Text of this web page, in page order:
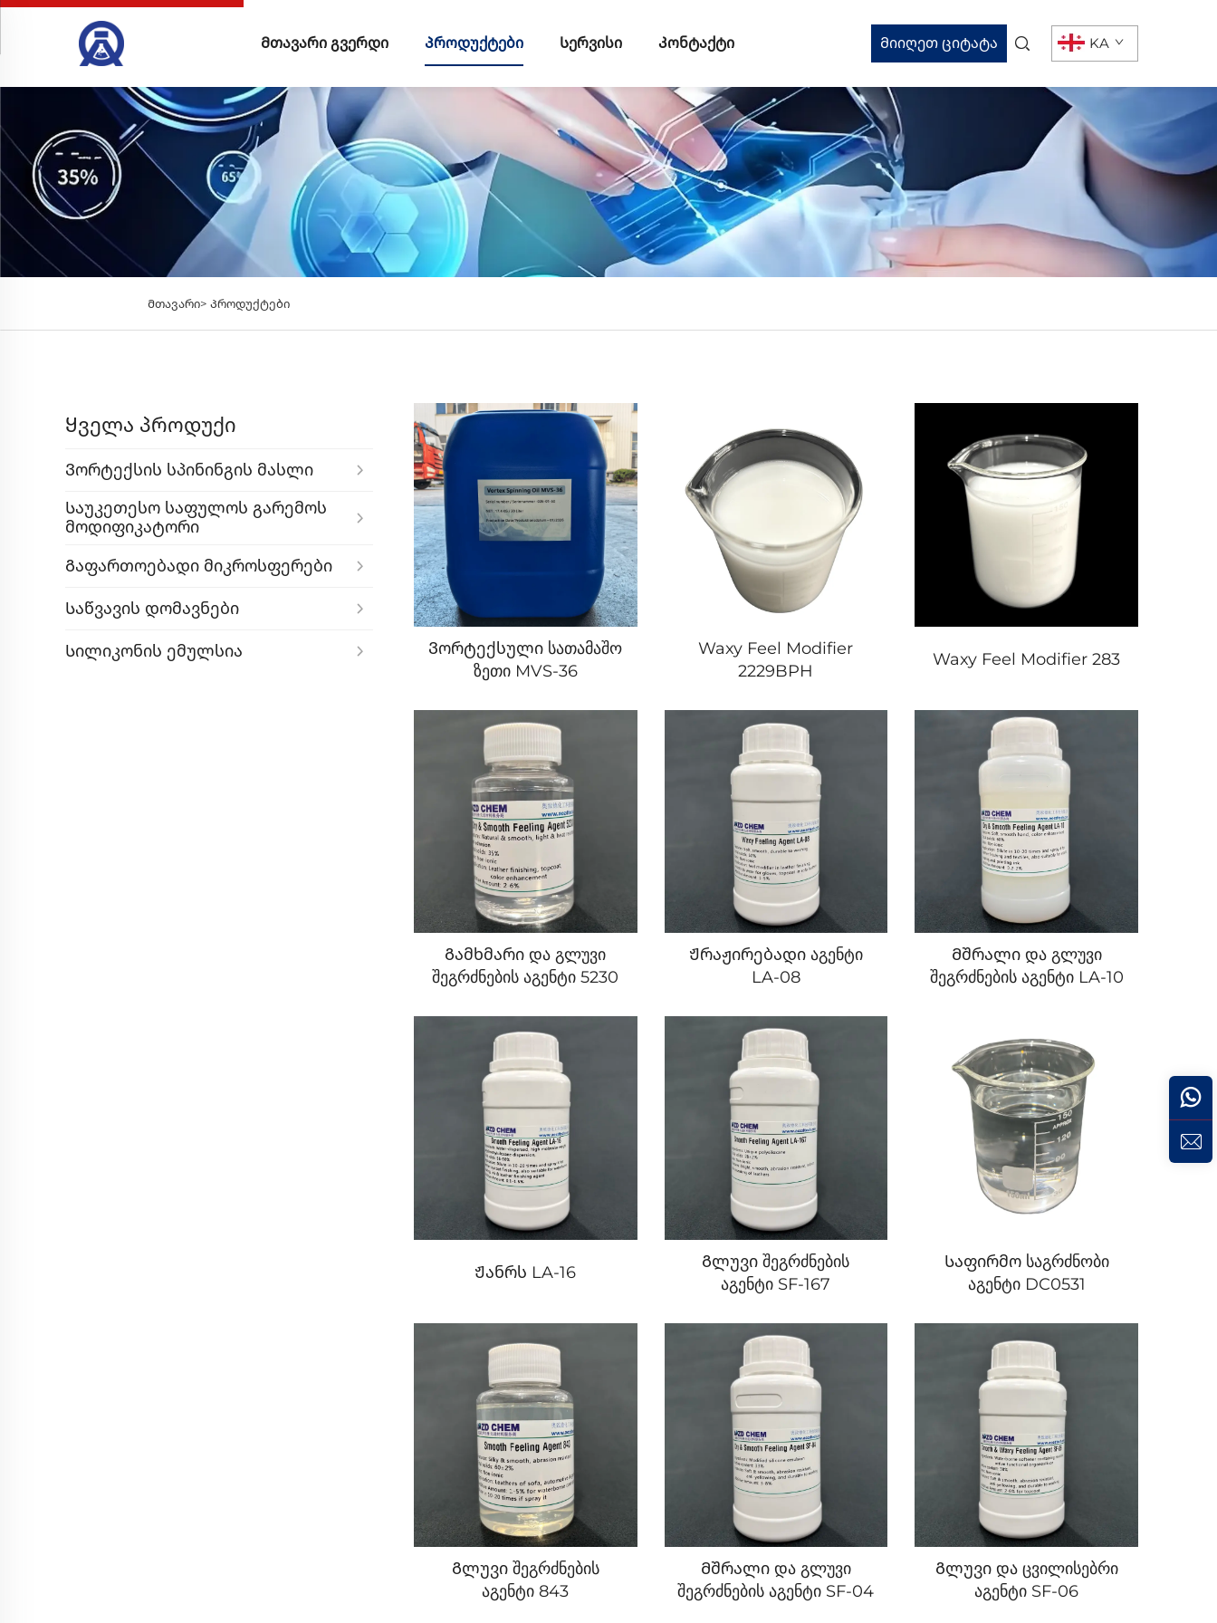
Მთავარი გვერდი Პროდუქტები Სერვისი Კონტაქტი Მიიღეთ ციტატა KA
Მთავარი> Პროდუქტები
Ყველა პროდუქი
Ვორტექსის Სპინინგის Მასლი
Საუკეთესო Საფულოს Გარემოს
Მოდიფიკატორი
Გაფართოებადი Მიკროსფერები
Საწვავის Დომავნები
Სილიკონის Ემულსია
Ვორტექსული სათამაშო
ზეთი MVS-36
Waxy Feel Modifier
2229BPH
Waxy Feel Modifier 283
Გამხმარი და გლუვი
შეგრძნების აგენტი 5230
Ჟრაჟირებადი აგენტი
LA-08
Მშრალი და გლუვი
შეგრძნების აგენტი LA-10
Ჟანრს LA-16
Გლუვი შეგრძნების
აგენტი SF-167
Საფირმო საგრძნობი
აგენტი DC0531
Გლუვი შეგრძნების
აგენტი 843
Მშრალი და გლუვი
შეგრძნების აგენტი SF-04
Გლუვი და ცვილისებრი
აგენტი SF-06